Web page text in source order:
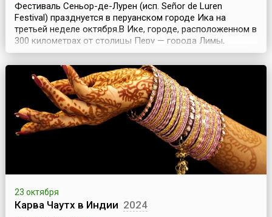
Фестиваль Сеньор-де-Лурен (исп. Señor de Luren
Festival) празднуется в перуанском городе Ика на
третьей неделе октября.В Ике, городе, расположенном в
300 километрах от столицы Перу — города Лимы,
проходит религиозное шествие в честь покровителя
города Иисуса Христа, на которое собирается большое
количество местных жителей и туристов, и
организовываются красочные ярмарки, игры и другие
развлека...
23 октября
Карва Чаутх в Индии 2024